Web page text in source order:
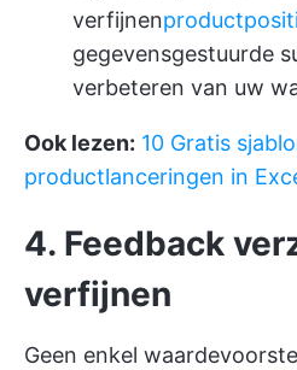
verfijnen
gegevensgestuurde
verbeteren van uw
Ook lezen: 10 Gratis
productlanceringen in
4. Feedback
verfijnen
Geen enkel